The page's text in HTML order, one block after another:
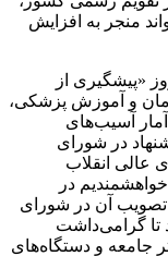
منجر به افزایش
«پیشگیری از
و آموزش پزشکی،
آمار آسیب‌های
در شورای
عالی انقلاب
در
آن در شورای
تا گرامی‌داشت
جامعه و دستگاه‌های